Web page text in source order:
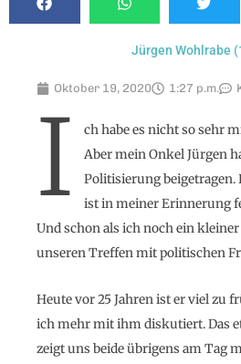
Jürgen Wohlrabe
Oktober 19, 2020 1:27 p.m.
I
ch habe es nicht so sehr
Aber mein Onkel Jürgen
Politisierung beigetragen.
ist in meiner Erinnerung
Und schon als ich noch ein
unseren Treffen mit politischen
Heute vor 25 Jahren ist er viel zu
ich mehr mit ihm diskutiert. Das
zeigt uns beide übrigens am Tag